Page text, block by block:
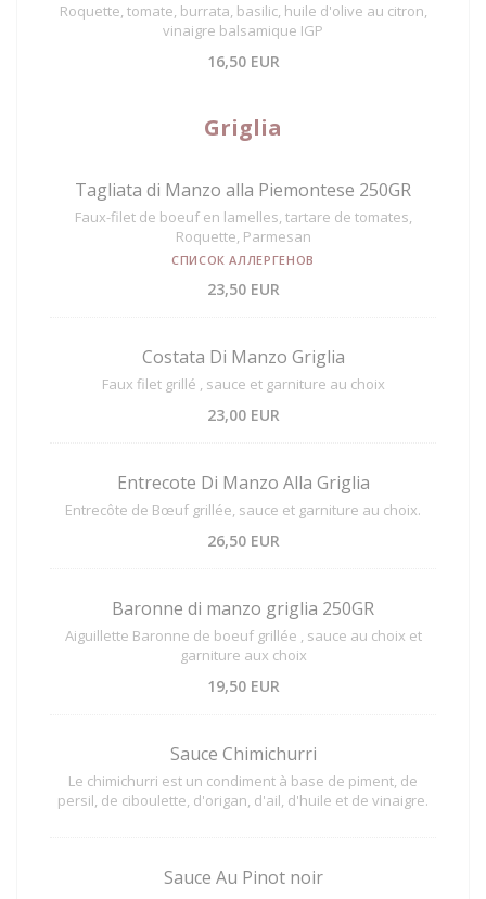
Roquette, tomate, burrata, basilic, huile d'olive au citron,
vinaigre balsamique IGP
16,50 EUR
Griglia
Tagliata di Manzo alla Piemontese 250GR
Faux-filet de boeuf en lamelles, tartare de tomates,
Roquette, Parmesan
СПИСОК АЛЛЕРГЕНОВ
23,50 EUR
Costata Di Manzo Griglia
Faux filet grillé , sauce et garniture au choix
23,00 EUR
Entrecote Di Manzo Alla Griglia
Entrecôte de Bœuf grillée, sauce et garniture au choix.
26,50 EUR
Baronne di manzo griglia 250GR
Aiguillette Baronne de boeuf grillée , sauce au choix et
garniture aux choix
19,50 EUR
Sauce Chimichurri
Le chimichurri est un condiment à base de piment, de
persil, de ciboulette, d'origan, d'ail, d'huile et de vinaigre.
Sauce Au Pinot noir